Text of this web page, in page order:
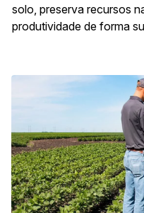
solo, preserva recursos
produtividade de forma